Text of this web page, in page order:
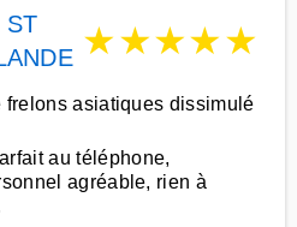
ST
★★★★★
frelons asiatiques dissimulé
au téléphone,
agréable, rien à